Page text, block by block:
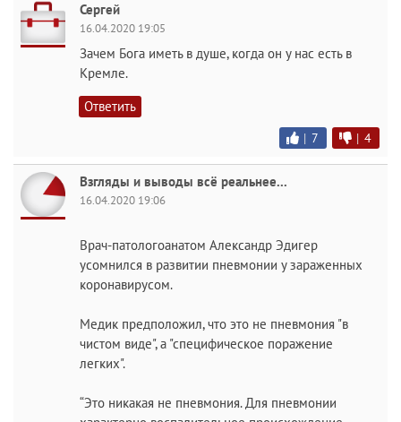
Сергей
16.04.2020 19:05
Зачем Бога иметь в душе, когда он у нас есть в
Кремле.
Ответить
| 7 | 4
Взгляды и выводы всё реальнее...
16.04.2020 19:06
Врач-патологоанатом Александр Эдигер
усомнился в развитии пневмонии у зараженных
коронавирусом.
Медик предположил, что это не пневмония "в
чистом виде", а "специфическое поражение
легких".
“Это никакая не пневмония. Для пневмонии